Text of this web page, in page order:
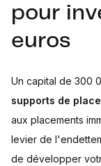
pour
euros
Un capital de 300
supports de
aux placements
levier de
de développer